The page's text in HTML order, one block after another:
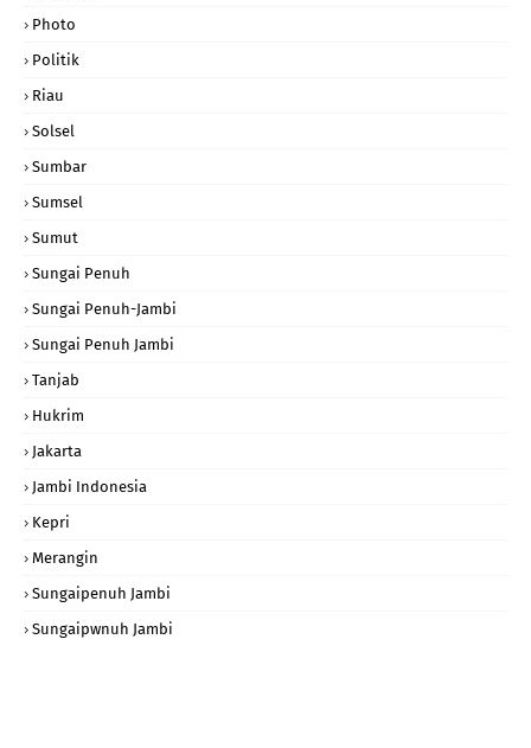
Photo
Politik
Riau
Solsel
Sumbar
Sumsel
Sumut
Sungai Penuh
Sungai Penuh-Jambi
Sungai Penuh Jambi
Tanjab
Hukrim
Jakarta
Jambi Indonesia
Kepri
Merangin
Sungaipenuh Jambi
Sungaipwnuh Jambi